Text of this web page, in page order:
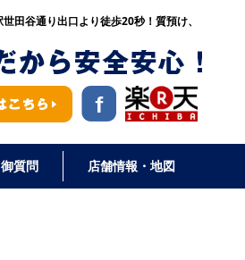
田谷通り出口より徒歩20秒！ 質預け、
質問 店舗情報・地図